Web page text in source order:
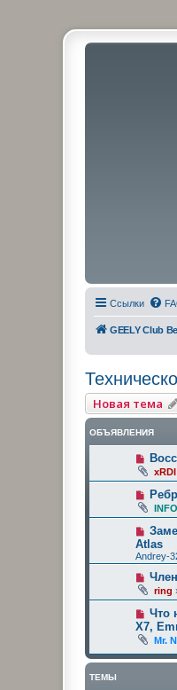
Ссылки
GEELY Club
Новая тема
ОБЪЯВЛЕНИЯ
xRDI
Atlas
Andrey-
ring
Что
X7,
Mr.
ТЕМЫ